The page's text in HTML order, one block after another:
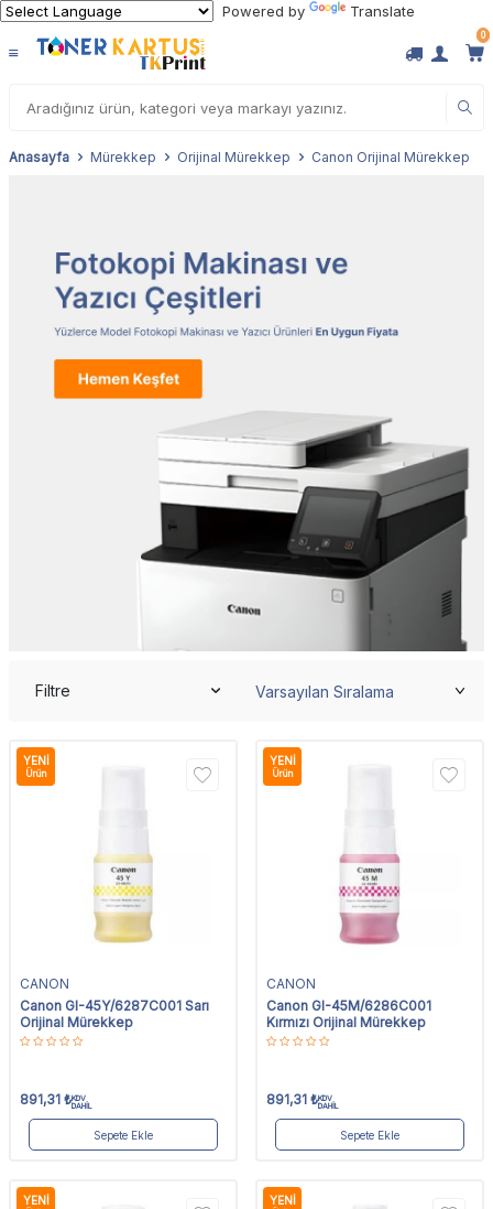
Powered by Translate
0
Anasayfa Mürekkep Orijinal Mürekkep Canon Orijinal Mürekkep
Filtre
YENI
Ürün
CANON
Canon GI-45Y/6287C001 Sarı
Orijinal Mürekkep
891,31 ₺KDV
DAHİL
Sepete Ekle
YENI
Ürün
CANON
Canon GI-45M/6286C001
Kırmızı Orijinal Mürekkep
891,31 ₺KDV
DAHİL
Sepete Ekle
YENI YENI